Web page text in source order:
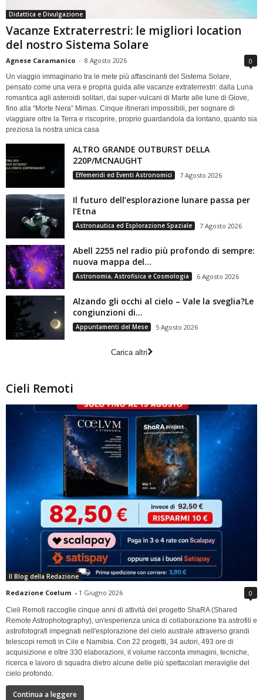
Didattica e Divulgazione
Vacanze Extraterrestri: le migliori location
del nostro Sistema Solare
Agnese Caramanico - 8 Agosto 2026 0
Un viaggio immaginario tra le mete più affascinanti del Sistema Solare,
pensato come una vera e propria guida alle vacanze extraterrestri: dalla Luna
romantica agli asteroidi solitari, dai super-vulcani di Marte alle lune di Giove,
fino alla “Morte Nera” Mimas. Cinque itinerari impossibili, per sognare di
viaggiare oltre la Terra e riscoprire, proprio guardandola da lontano, quanto sia
preziosa la nostra unica casa
ALTRO GRANDE OUTBURST DELLA
220P/MCNAUGHT
Effemeridi ed Eventi Astronomici 7 Agosto 2026
Il futuro dell’esplorazione lunare passa per
l’Etna
Astronautica ed Esplorazione Spaziale 7 Agosto 2026
Abell 2255 nel radio più profondo di sempre:
nuova mappa del...
Astronomia, Astrofisica e Cosmologia 6 Agosto 2026
Alzando gli occhi al cielo – Vale la sveglia?Le
congiunzioni di...
Appuntamenti del Mese 5 Agosto 2026
Carica altri
Cieli Remoti
Il Blog della Redazione
Redazione Coelum - 1 Giugno 2026 0
Cieli Remoti raccoglie cinque anni di attività del progetto ShaRA (Shared
Remote Astrophotography), un'esperienza unica di collaborazione tra astrofili e
astrofotografi impegnati nell'esplorazione del cielo australe attraverso grandi
telescopi remoti in Cile e Namibia. Con 22 progetti, 34 autori, 493 ore di
acquisizione e oltre 330 elaborazioni, il volume racconta immagini, tecniche,
ricerca e lavoro di squadra dietro alcune delle più spettacolari meraviglie del
cielo profondo.
Continua a leggere